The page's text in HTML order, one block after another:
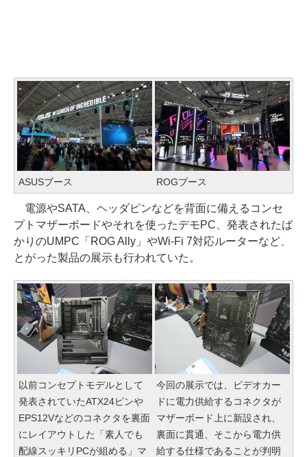
ASUSブース ROGブース
電源やSATA、ヘッダピンなどを背面に備えるコンセ
プトマザーボードやそれを使ったデモPC、発表されたば
かりのUMPC「ROG Ally」やWi-Fi 7対応ルーターなど、
とがった製品の展示も行われていた。
以前コンセプトモデルとして
発表されていたATX24ピンや
EPS12Vなどのコネクタを裏面
にレイアウトした「素人でも
配線スッキリPCが組める」マ
今回の展示では、ビデオカー
ドに電力供給するコネクタが
マザーボード上に新設され、
裏面に貫通、そこから電力供
給する仕様であることが判明